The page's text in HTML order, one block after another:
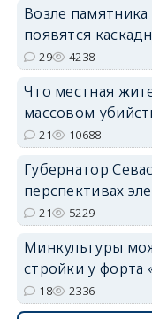
Возле
появятся
29 4238
Что местная
массовом
21 10688
Губернатор
перспективах
21 5229
Минкультуры
стройки у форта
18 2336